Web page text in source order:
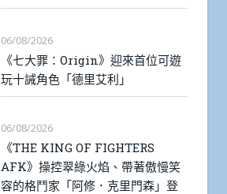
06/08/2026
《七大罪：Origin》迎來首位可遊
玩十誡角色「德里艾利」
06/08/2026
《THE KING OF FIGHTERS
AFK》操控翠綠火焰、帶著傲慢笑
容的格鬥家「阿修．克里門森」登